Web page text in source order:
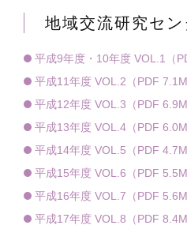
地域交流研究セン
平成9年度・10年度 VOL.1（
平成11年度 VOL.2（PDF
平成12年度 VOL.3（PDF
平成13年度 VOL.4（PDF
平成14年度 VOL.5（PDF
平成15年度 VOL.6（PDF
平成16年度 VOL.7（PDF
平成17年度 VOL.8（PDF